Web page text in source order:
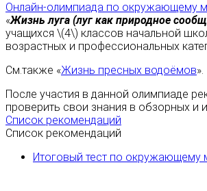
Онлайн-олимпиада по окружающему
«Жизнь луга (луг как природное
учащихся \(4\) классов начальной
возрастных и профессиональных
См.также «Жизнь пресных водоёмов».
После участия в данной олимпиаде
проверить свои знания в обзорных и
Список рекомендаций
Список рекомендаций
Итоговый тест по окружающему